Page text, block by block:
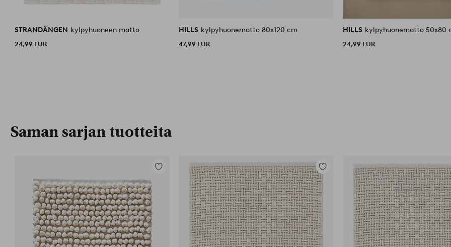
STRANDÄNGEN kylpyhuoneen matto
24,99 EUR
HILLS kylpyhuonematto 80x120 cm
47,99 EUR
HILLS kylpyhuonematto 50x80
24,99 EUR
Saman sarjan tuotteita
Lisää
suosikkeihin
Lisää
suosikkeihin